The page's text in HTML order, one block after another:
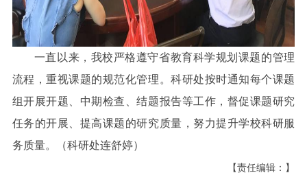
一直以来，我校严格遵守省教育科学规划课题的管理
流程，重视课题的规范化管理。科研处按时通知每个课题
组开展开题、中期检查、结题报告等工作，督促课题研究
任务的开展、提高课题的研究质量，努力提升学校科研服
务质量。
（科研处连舒婷）
【责任编辑：】